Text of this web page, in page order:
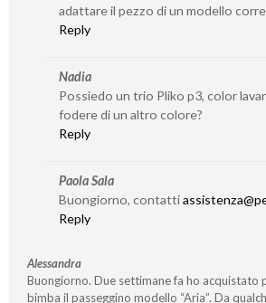
adattare il pezzo di un modello
Reply
Nadia
Possiedo un trio Pliko p3, color
fodere di un altro colore?
Reply
Paola Sala
Buongiorno, contatti
Reply
Alessandra
Buongiorno. Due settimane fa ho acquistato
bimba il passeggino modello “Aria”. Da